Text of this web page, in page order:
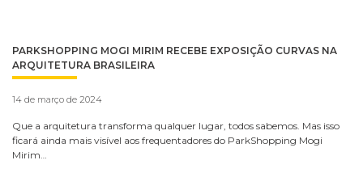
PARKSHOPPING MOGI MIRIM RECEBE EXPOSIÇÃO CURVAS NA
ARQUITETURA BRASILEIRA
14 de março de 2024
Que a arquitetura transforma qualquer lugar, todos sabemos. Mas isso
ficará ainda mais visível aos frequentadores do ParkShopping Mogi
Mirim…